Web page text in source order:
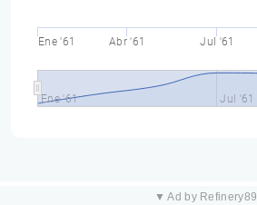
Ene '61 Abr '61 Jul '61
Ene '61 Jul '61
▼ Ad by Refinery89